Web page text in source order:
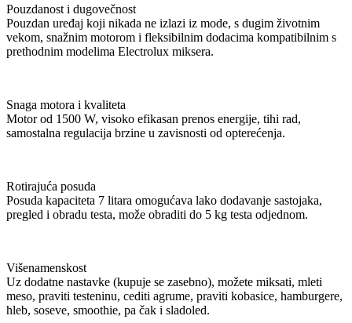
Pouzdanost i dugovečnost
Pouzdan uređaj koji nikada ne izlazi iz mode, s dugim životnim
vekom, snažnim motorom i fleksibilnim dodacima kompatibilnim s
prethodnim modelima Electrolux miksera.
Snaga motora i kvaliteta
Motor od 1500 W, visoko efikasan prenos energije, tihi rad,
samostalna regulacija brzine u zavisnosti od opterećenja.
Rotirajuća posuda
Posuda kapaciteta 7 litara omogućava lako dodavanje sastojaka,
pregled i obradu testa, može obraditi do 5 kg testa odjednom.
Višenamenskost
Uz dodatne nastavke (kupuje se zasebno), možete miksati, mleti
meso, praviti testeninu, cediti agrume, praviti kobasice, hamburgere,
hleb, soseve, smoothie, pa čak i sladoled.